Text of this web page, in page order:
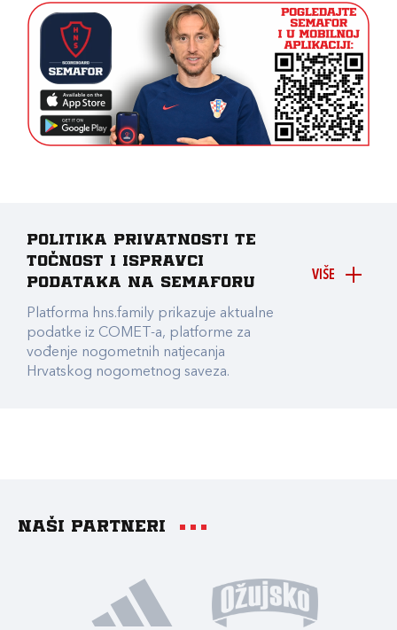
VIŠE
Politika privatnosti te
točnost i ispravci
podataka na Semaforu
Platforma hns.family prikazuje aktualne
podatke iz COMET-a, platforme za
vođenje nogometnih natjecanja
Hrvatskog nogometnog saveza.
Naši partneri